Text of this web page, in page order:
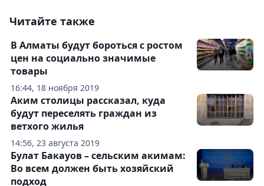
Читайте также
16:44, 18 ноября 2019
В Алматы будут бороться с ростом
цен на социально значимые
товары
14:56, 23 августа 2019
Аким столицы рассказал, куда
будут переселять граждан из
ветхого жилья
Булат Бакауов – сельским акимам:
Во всем должен быть хозяйский
подход